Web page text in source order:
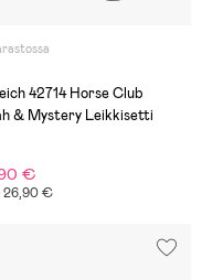
42714 Horse Club
& Mystery Leikkisetti
€
26,90 €